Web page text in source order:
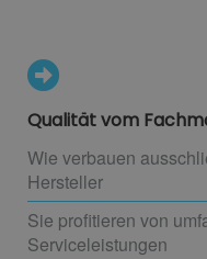
Qualität vom
Wie verbauen
Hersteller
Sie profitieren von
Serviceleistungen